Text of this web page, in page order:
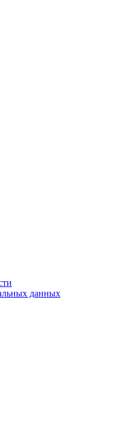
данных